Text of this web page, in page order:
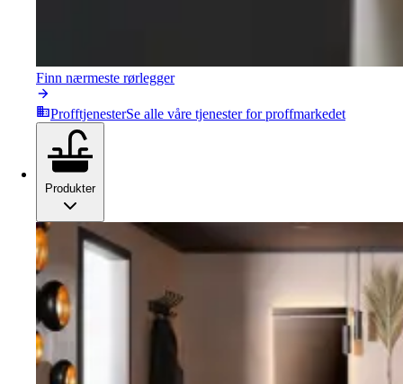
Finn nærmeste rørlegger
ProfftjenesterSe alle våre tjenester for proffmarkedet
Produkter